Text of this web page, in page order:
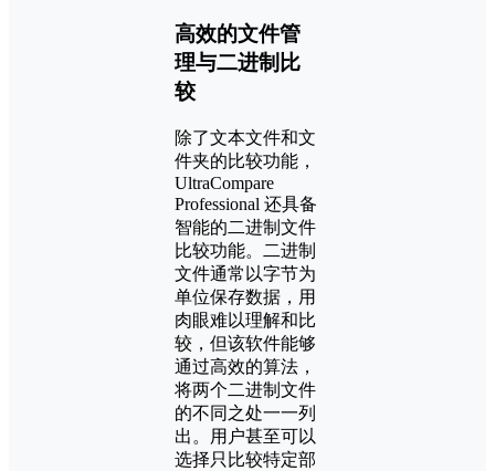
高效的文件管
理与二进制比
较
除了文本文件和文
件夹的比较功能，
UltraCompare
Professional 还具备
智能的二进制文件
比较功能。二进制
文件通常以字节为
单位保存数据，用
肉眼难以理解和比
较，但该软件能够
通过高效的算法，
将两个二进制文件
的不同之处一一列
出。用户甚至可以
选择只比较特定部